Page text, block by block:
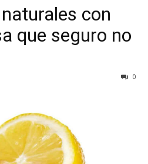
con
que seguro no
0